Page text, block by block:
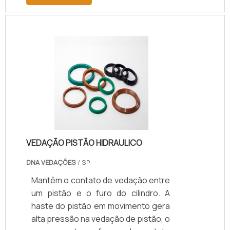
e dinâmica; Redução de custos de
usinagem de pistões, pois tolera
pressão a parede do cilindro da
haste ou do êmbolo. Podendo ser
situação há um modelo adequado à
aplicação.
VEDAÇÃO PISTÃO HIDRAULICO
DNA VEDAÇÕES / SP
Mantêm o contato de vedação entre
um pistão e o furo do cilindro. A
haste do pistão em movimento gera
alta pressão na vedação de pistão, o